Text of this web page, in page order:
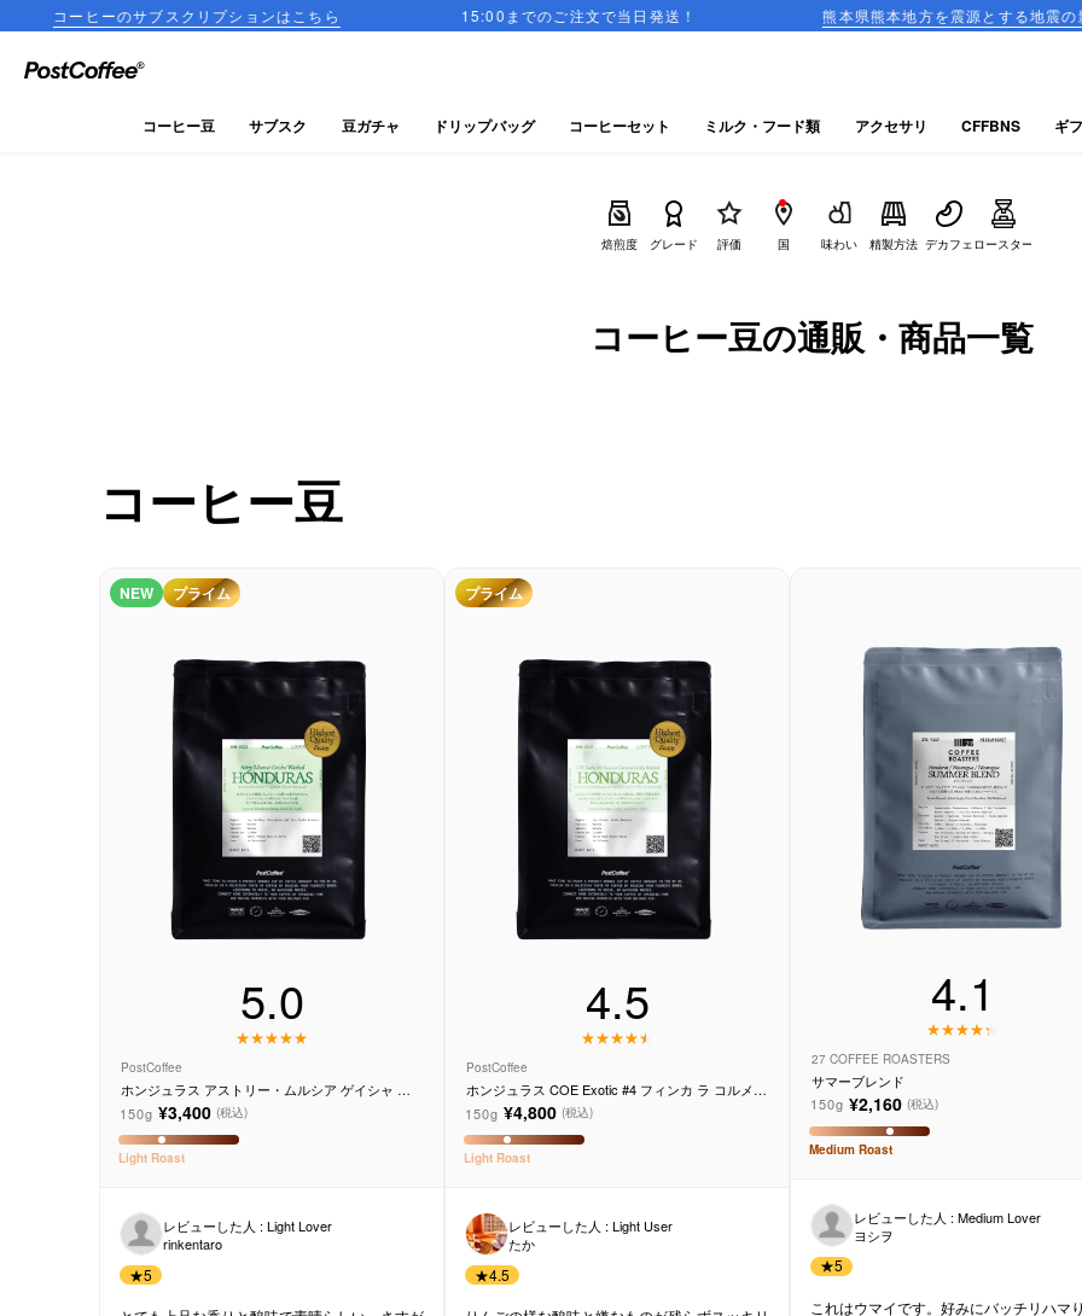
ブスクリプションはこちら 15:00までのご注文で当日発送！ 熊本県熊本地方を震源とする地震の影響による配送遅
close
ドリップバッグ
コーヒーのサブスク
よくある質問
焙煎度 グレード 評価 国 味わい 精製方法 デカフェロースター
コーヒー豆の通販・商品一覧
コーヒー豆
NEW プライム
5.0
PostCoffee
ホンジュラス アストリー・ムルシア ゲイシャ ウ
ォッシュド
150g ¥3,400 (税込)
Light Roast
レビューした人 : Light Lover
rinkentaro
★5
プライム
4.5
PostCoffee
ホンジュラス COE Exotic #4 フィンカ ラ コルメナ
ゲイシャ ウォッシュド
150g ¥4,800 (税込)
Light Roast
レビューした人 : Light User
たか
★4.5
4.1
27 COFFEE ROASTERS
サマーブレンド
150g ¥2,160 (税込)
Medium Roast
レビューした人 : Medium Lover
ヨシヲ
★5
これはウマイです。好みにバッチリハマ
コーヒー豆 サブスク 豆ガチャ ドリップバッグ コーヒーセット ミルク・フード類 アクセサリ CFFBNS ギ